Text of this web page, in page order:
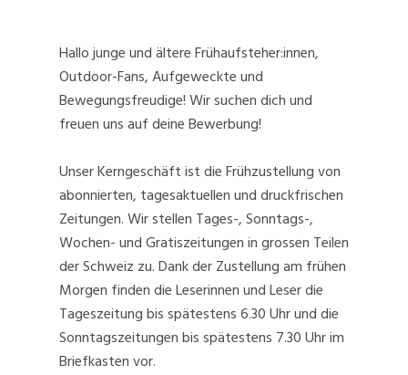
Hallo junge und ältere Frühaufsteher:innen,
Outdoor-Fans, Aufgeweckte und
Bewegungsfreudige! Wir suchen dich und
freuen uns auf deine Bewerbung!
Unser Kerngeschäft ist die Frühzustellung von
abonnierten, tagesaktuellen und druckfrischen
Zeitungen. Wir stellen Tages-, Sonntags-,
Wochen- und Gratiszeitungen in grossen Teilen
der Schweiz zu. Dank der Zustellung am frühen
Morgen finden die Leserinnen und Leser die
Tageszeitung bis spätestens 6.30 Uhr und die
Sonntagszeitungen bis spätestens 7.30 Uhr im
Briefkasten vor.